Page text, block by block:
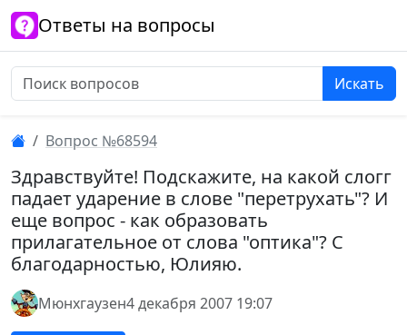
Ответы на вопросы
Искать
Вопрос №68594
Здравствуйте! Подскажите, на какой слогг
падает ударение в слове "перетрухать"? И
еще вопрос - как образовать
прилагательное от слова "оптика"? С
благодарностью, Юлияю.
Мюнхгаузен4 декабря 2007 19:07